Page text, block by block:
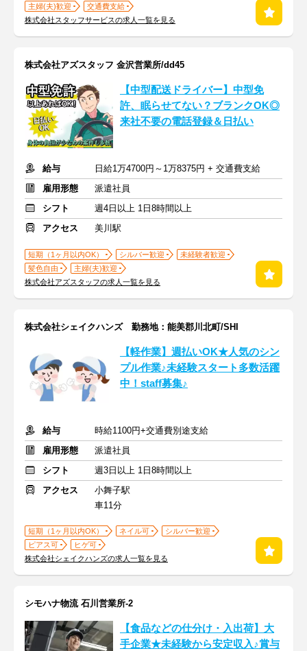
主婦(夫)歓迎
交通費支給
株式会社スタッフサービスの求人一覧を見る
株式会社アズスタッフ 金沢営業所/dd45
【中型配送ドライバー】中型免
許、眠らせてない？ブランクOK◎
来社不要の電話登録＆日払い
給与
日給1万4700円～1万8375円 + 交通費支給
雇用形態
派遣社員
シフト
週4日以上 1日8時間以上
アクセス
美川駅
短期（1ヶ月以内OK） シルバー歓迎
未経験者歓迎
髪色自由
主婦(夫)歓迎
株式会社アズスタッフの求人一覧を見る
株式会社シェイクハンズ 勤務地：能美郡川北町/SHI
【軽作業】週払いOK★人気のシン
プル作業♪未経験スタート多数活躍
中！staff募集♪
給与
時給1100円+交通費別途支給
雇用形態
派遣社員
シフト
週3日以上 1日8時間以上
アクセス
小舞子駅
車11分
短期（1ヶ月以内OK） ネイル可
シルバー歓迎
ピアス可
ヒゲ可
株式会社シェイクハンズの求人一覧を見る
シモハナ物流 石川営業所-2
【食品などの仕分け・入出荷】大
手企業★未経験から安定収入♪賞与